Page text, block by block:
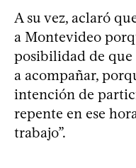
A su vez, aclaró
a Montevideo
posibilidad de que
a acompañar,
intención de
repente en ese
trabajo”.